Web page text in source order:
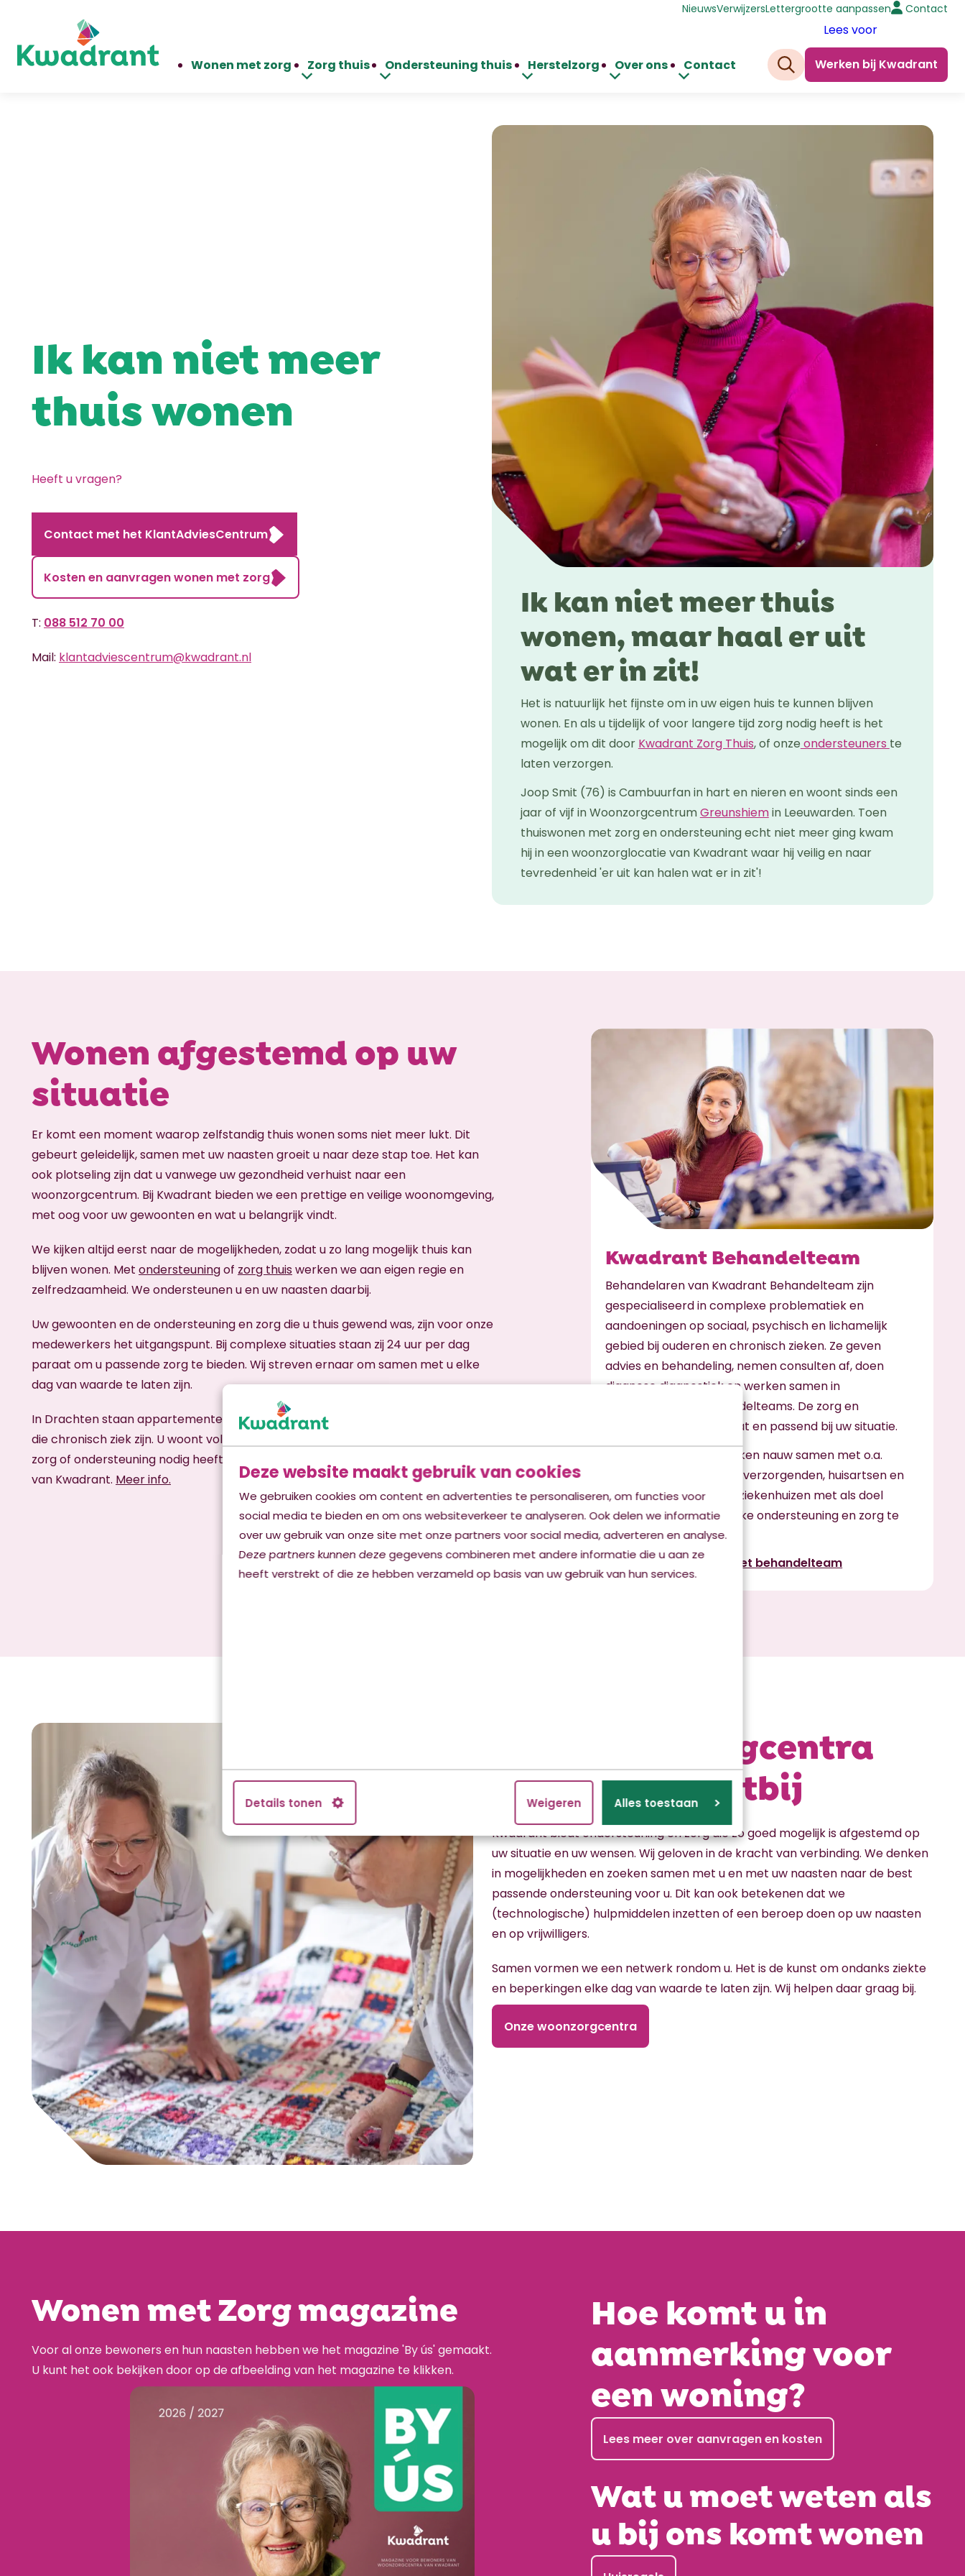
Deze website maakt gebruik van cookies
We gebruiken cookies om content en advertenties te personaliseren, om functies voor
social media te bieden en om ons websiteverkeer te analyseren. Ook delen we informatie
over uw gebruik van onze site met onze partners voor social media, adverteren en analyse.
Deze partners kunnen deze gegevens combineren met andere informatie die u aan ze
heeft verstrekt of die ze hebben verzameld op basis van uw gebruik van hun services.
Details tonen Weigeren Alles toestaan
Wonen met zorg Zorg thuis Ondersteuning thuis Herstelzorg Over ons Contact
Lees voor
Zoeken
Werken bij Kwadrant
NieuwsVerwijzersLettergrootte aanpassen Contact
Ik kan niet meer
thuis wonen
Heeft u vragen?
Contact met het KlantAdviesCentrum
Kosten en aanvragen wonen met zorg
T: 088 512 70 00
Mail: klantadviescentrum@kwadrant.nl
Ik kan niet meer thuis
wonen, maar haal er uit
wat er in zit!
Het is natuurlijk het fijnste om in uw eigen huis te kunnen blijven
wonen. En als u tijdelijk of voor langere tijd zorg nodig heeft is het
mogelijk om dit door Kwadrant Zorg Thuis, of onze ondersteuners te
laten verzorgen.
Joop Smit (76) is Cambuurfan in hart en nieren en woont sinds een
jaar of vijf in WoonzorgcentrumGreunshiemin Leeuwarden. Toen
thuiswonen met zorg en ondersteuning echt niet meer ging kwam
hij in een woonzorglocatie van Kwadrant waar hij veilig en naar
tevredenheid 'er uit kan halen wat er in zit'!
Wonen afgestemd op uw
situatie
Er komt een moment waarop zelfstandig thuis wonen soms niet meer lukt. Dit
gebeurt geleidelijk, samen met uw naasten groeit u naar deze stap toe. Het kan
ook plotseling zijn dat u vanwege uw gezondheid verhuist naar een
woonzorgcentrum. Bij Kwadrant bieden we een prettige en veilige woonomgeving,
met oog voor uw gewoonten en wat u belangrijk vindt.
We kijken altijd eerst naar de mogelijkheden, zodat u zo lang mogelijk thuis kan
blijven wonen. Met ondersteuningof zorg thuis werken we aan eigen regie en
zelfredzaamheid. We ondersteunen u en uw naasten daarbij.
Uw gewoonten en de ondersteuning en zorg die u thuis gewend was, zijn voor onze
medewerkers het uitgangspunt. Bij complexe situaties staan zij 24 uur per dag
paraat om u passende zorg te bieden. Wij streven ernaar om samen met u elke
dag van waarde te laten zijn.
In Drachten staan appartementen die verhuurd worden aan senioren en mensen
die chronisch ziek zijn. U woont volledig zelfstandig in deze appartementen. Als u
zorg of ondersteuning nodig heeft, kunt u een beroep doen op de professionals
van Kwadrant. Meer info.
Kwadrant Behandelteam
Behandelaren van Kwadrant Behandelteam zijn
gespecialiseerd in complexe problematiek en
aandoeningen op sociaal, psychisch en lichamelijk
gebied bij ouderen en chronisch zieken. Ze geven
advies en behandeling, nemen consulten af, doen
diagnose diagnostiek en werken samen in
multidisciplinaire behandelteams. De zorg en
ondersteuning is op maat en passend bij uw situatie.
De behandelteams werken nauw samen met o.a.
(wijk)verpleegkundigen, verzorgenden, huisartsen en
medisch specialisten in ziekenhuizen met als doel
cliënten de best mogelijke ondersteuning en zorg te
geven.
Meer informatie over het behandelteam
Onze woonzorgcentra
zijn altijd dichtbij
Kwadrant biedt ondersteuning en zorg die zo goed mogelijk is afgestemd op
uw situatie en uw wensen. Wij geloven in de kracht van verbinding. We denken
in mogelijkheden en zoeken samen met u en met uw naasten naar de best
passende ondersteuning voor u. Dit kan ook betekenen dat we
(technologische) hulpmiddelen inzetten of een beroep doen op uw naasten
en op vrijwilligers.
Samen vormen we een netwerk rondom u. Het is de kunst om ondanks ziekte
en beperkingen elke dag van waarde te laten zijn. Wij helpen daar graag bij.
Onze woonzorgcentra
Wonen met Zorg magazine
Voor al onze bewoners en hun naasten hebben we het magazine 'By ús' gemaakt.
U kunt het ook bekijken door op de afbeelding van het magazine te klikken.
Hoe komt u in
aanmerking voor
een woning?
Lees meer over aanvragen en kosten
Wat u moet weten als
u bij ons komt wonen